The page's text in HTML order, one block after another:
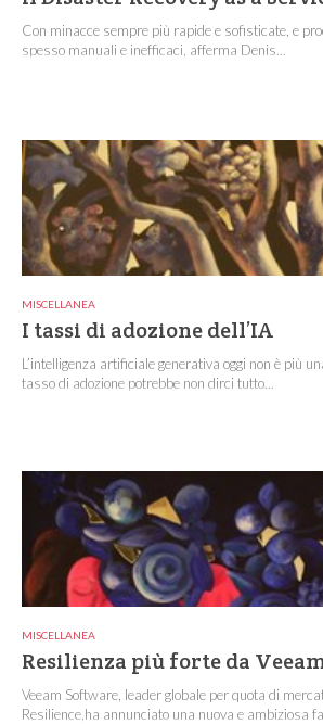
Con minacce sempre più rapide e sofisticate, e
spesso manuali e inefficaci, afferma Denis...
MISCELLANEA
I tassi di adozione dell’IA
L’intelligenza artificiale generativa oggi non è più
tasso di adozione potrebbe non dirci tutto...
MISCELLANEA
Resilienza più forte da
Veeam Software, leader globale per quota di
Resilience,ha annunciato una nuova e ambiziosa